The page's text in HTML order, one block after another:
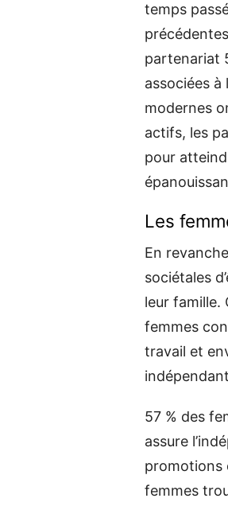
temps
partenariat
associées à
modernes
actifs, les
pour
Les
En
sociétales
leur famille.
femmes
travail et
57 % des
assure
promotions
femmes